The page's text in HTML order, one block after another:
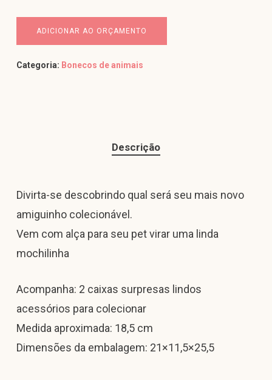
ADICIONAR AO ORÇAMENTO
Categoria: Bonecos de animais
Descrição
Divirta-se descobrindo qual será seu mais novo
amiguinho colecionável.
Vem com alça para seu pet virar uma linda
mochilinha
Acompanha: 2 caixas surpresas lindos
acessórios para colecionar
Medida aproximada: 18,5 cm
Dimensões da embalagem: 21×11,5×25,5